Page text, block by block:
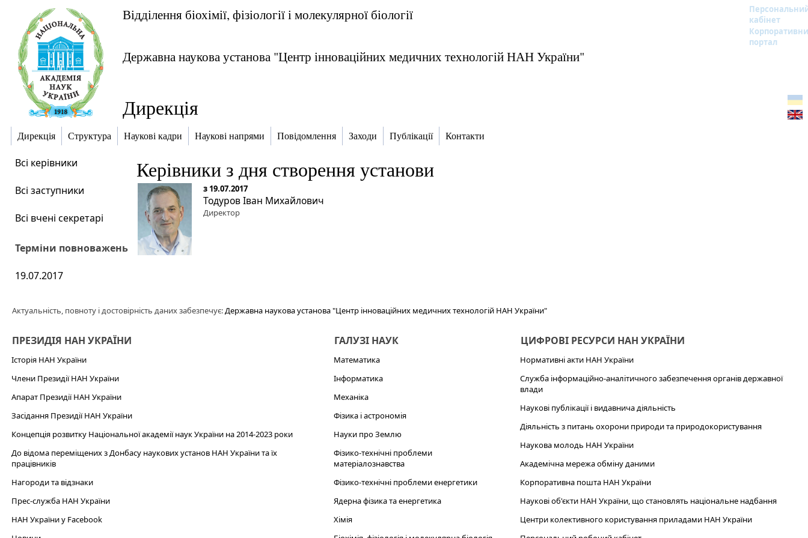
Відділення біохімії, фізіології і молекулярної біології
кабінет
портал
Державна наукова установа "Центр інноваційних медичних технологій НАН України"
Дирекція
Дирекція Структура Наукові кадри Наукові напрями Повідомлення Заходи Публікації Контакти
Всі керівники
Всі заступники
Всі вчені секретарі
Терміни повноважень
19.07.2017
Керівники з дня створення установи
з 19.07.2017
Тодуров Іван Михайлович
Директор
Актуальність, повноту і достовірність даних забезпечує:Державна наукова установа "Центр інноваційних медичних технологій НАН України"
ПРЕЗИДІЯ НАН УКРАЇНИ
Історія НАН України
Члени Президії НАН України
Апарат Президії НАН України
Засідання Президії НАН України
Концепція розвитку Національної академії наук України на 2014-2023 роки
До відома переміщених з Донбасу наукових установ НАН України та їх
працівників
Нагороди та відзнаки
Прес-служба НАН України
НАН України у Facebook
ГАЛУЗІ НАУК
Математика
Інформатика
Механіка
Фізика і астрономія
Науки про Землю
Фізико-технічні проблеми
матеріалознавства
Фізико-технічні проблеми енергетики
Ядерна фізика та енергетика
Хімія
ЦИФРОВІ РЕСУРСИ НАН УКРАЇНИ
Нормативні акти НАН України
Служба інформаційно-аналітичного забезпечення органів державної
влади
Наукові публікації і видавнича діяльність
Діяльність з питань охорони природи та природокористування
Наукова молодь НАН України
Академічна мережа обміну даними
Корпоративна пошта НАН України
Наукові об'єкти НАН України, що становлять національне надбання
Центри колективного користування приладами НАН України